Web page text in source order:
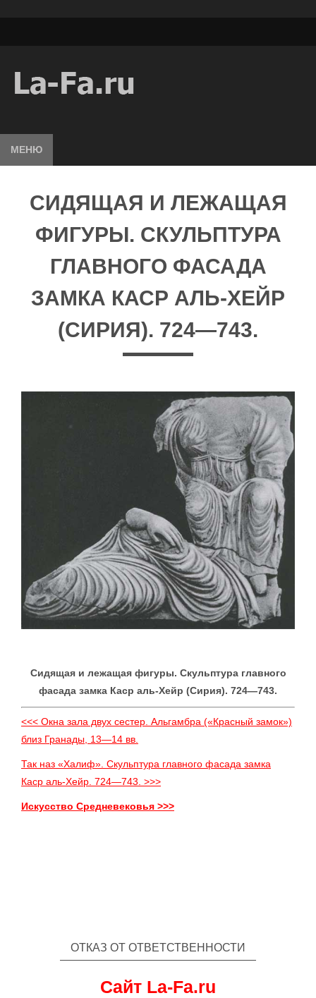
МЕНЮ
СИДЯЩАЯ И ЛЕЖАЩАЯ
ФИГУРЫ. СКУЛЬПТУРА
ГЛАВНОГО ФАСАДА
ЗАМКА КАСР АЛЬ-ХЕЙР
(СИРИЯ). 724—743.
Сидящая и лежащая фигуры. Скульптура главного
фасада замка Каср аль-Хейр (Сирия). 724—743.
<<< Окна зала двух сестер. Альгамбра («Красный замок»)
близ Гранады, 13—14 вв.
Так наз «Халиф». Скульптура главного фасада замка
Каср аль-Хейр. 724—743. >>>
Искусство Средневековья >>>
ОТКАЗ ОТ ОТВЕТСТВЕННОСТИ
Сайт La-Fa.ru